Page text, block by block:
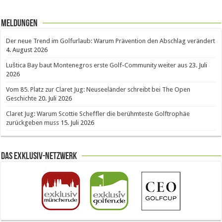
Meldungen
Der neue Trend im Golfurlaub: Warum Prävention den Abschlag verändert
4. August 2026
Luštica Bay baut Montenegros erste Golf-Community weiter aus 23. Juli
2026
Vom 85. Platz zur Claret Jug: Neuseeländer schreibt bei The Open
Geschichte 20. Juli 2026
Claret Jug: Warum Scottie Scheffler die berühmteste Golftrophäe
zurückgeben muss 15. Juli 2026
Das Exklusiv-Netzwerk